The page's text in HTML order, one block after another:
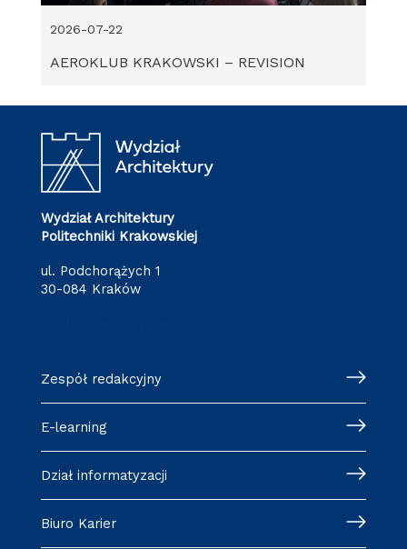
AEROKLUB KRAKOWSKI – REVISION
2026-07-22
Wydział Architektury
Politechniki Krakowskiej
ul. Podchorążych 1
30-084 Kraków
Zespół redakcyjny
E-learning
Dział informatyzacji
Biuro Karier